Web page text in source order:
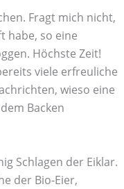
Fragt mich nicht,
habe, so eine
Höchste Zeit!
viele erfreuliche
wieso eine
Backen
Schlagen der Eiklar.
der Bio-Eier,